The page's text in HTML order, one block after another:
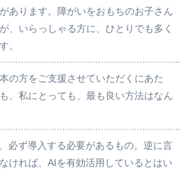
あります。障がいをおもちのお子さん
、いらっしゃる方に、ひとりでも多く
。
の方をご支援させていただくにあた
、私にとっても、最も良い方法はなん
必ず導入する必要があるもの。逆に言
ければ、AIを有効活用しているとはい